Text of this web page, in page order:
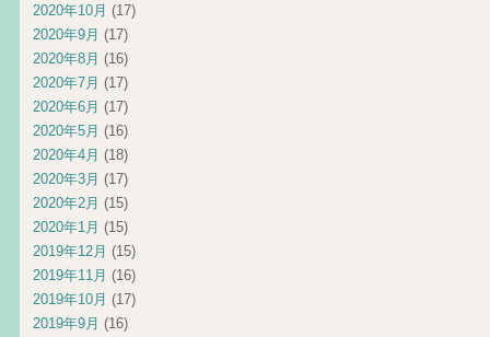
2020年10月 (17)
2020年9月 (17)
2020年8月 (16)
2020年7月 (17)
2020年6月 (17)
2020年5月 (16)
2020年4月 (18)
2020年3月 (17)
2020年2月 (15)
2020年1月 (15)
2019年12月 (15)
2019年11月 (16)
2019年10月 (17)
2019年9月 (16)